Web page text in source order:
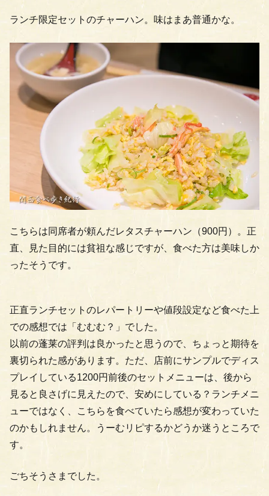
ランチ限定セットのチャーハン。味はまあ普通かな。
こちらは同席者が頼んだレタスチャーハン（900円）。正
直、見た目的には貧祖な感じですが、食べた方は美味しか
ったそうです。
正直ランチセットのレパートリーや値段設定など食べた上
での感想では「むむむ？」でした。
以前の蓬莱の評判は良かったと思うので、ちょっと期待を
裏切られた感があります。ただ、店前にサンプルでディス
プレイしている1200円前後のセットメニューは、後から
見ると良さげに見えたので、安めにしている？ランチメニ
ューではなく、こちらを食べていたら感想が変わっていた
のかもしれません。うーむリピするかどうか迷うところで
す。
ごちそうさまでした。